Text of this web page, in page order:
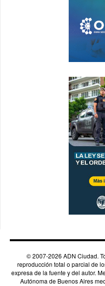
© 2007-2026 ADN Ciudad.
reproducción total o parcial de
expresa de la fuente y del autor.
Autónoma de Buenos Aires